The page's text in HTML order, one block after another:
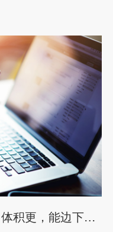
新一代安卓AAB即将到来，体积更，能边下载边运行！